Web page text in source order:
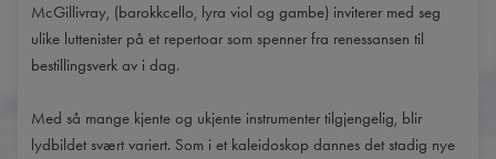
McGillivray, (barokkcello, lyra viol og gambe) inviterer med seg
ulike luttenister på et repertoar som spenner fra renessansen til
bestillingsverk av i dag.
Med så mange kjente og ukjente instrumenter tilgjengelig, blir
lydbildet svært variert. Som i et kaleidoskop dannes det stadig nye